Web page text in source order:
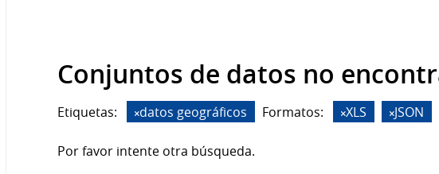
Conjuntos de datos no
Etiquetas: datos geográficos Formatos: XLS JSON
Por favor intente otra búsqueda.